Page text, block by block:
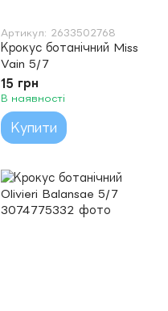
Артикул: 2633502768
Крокус ботанічний Miss
Vain 5/7
15 грн
В наявності
Купити